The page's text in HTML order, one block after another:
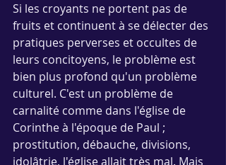
Si les croyants ne portent pas de
fruits et continuent à se délecter des
pratiques perverses et occultes de
leurs concitoyens, le problème est
bien plus profond qu'un problème
culturel. C'est un problème de
carnalité comme dans l'église de
Corinthe à l'époque de Paul ;
prostitution, débauche, divisions,
idolâtrie, l'église allait très mal. Mais